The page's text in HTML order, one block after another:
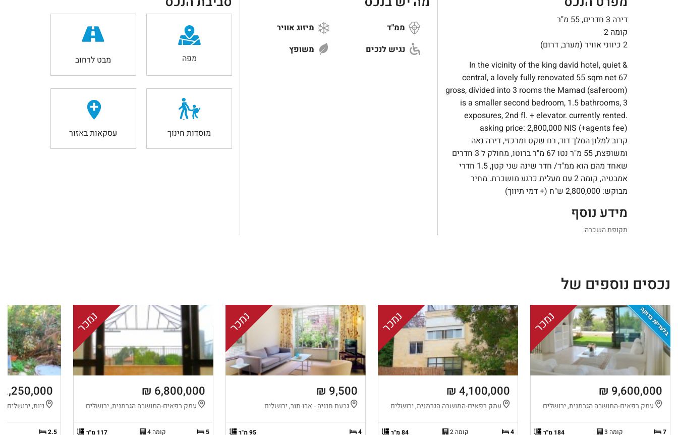
דירה 3 חדרים, 55 מ"ר
קומה 2
2 כיווני אוויר (מערב, דרום)
In the vicinity of the king david hotel, quiet &
central, a lovely fully renovated 55 sqm net 67
gross, divided into 3 rooms the Mamad (saferoom)
is a smaller second bedroom, 1.5 bathrooms, 3
exposures, 2nd fl. + elevator. currently rented.
asking price: 2,800,000 NIS (+agents fee)
קרוב למלון המלך דוד, רח שקט ומרכזי, דירה נאה
ומשופצת, 55 מ"ר נטו 67 מ"ר ברוטו, מחולק ל 3 חדרים
שאחד מהם הוא ממ"ד/ חדר שינה שני קטן, 1.5 חדרי
אמבטיה, קומה 2 עם מעלית כרגע מושכרת. מחיר
מבוקש: 2,800,000 ש"ח (+ דמי תיווך)
מידע נוסף
תקופת השכרה:
ממ"ד
מיזוג אוויר
נגיש לנכים
משופץ
מפה מבט לרחוב
מוסדות חינוך עסקאות באזור
נכסים נוספים של
בלעדיות בדוקה נמכר
9,600,000 ₪
עמק רפאים-המושבה הגרמנית, ירושלים
7 קומה 3 184 מ"ר
נמכר
4,100,000 ₪
עמק רפאים-המושבה הגרמנית, ירושלים
4 קומה 2 84 מ"ר
נמכר
9,500 ₪
גבעת חנניה - אבו תור, ירושלים
4 95 מ"ר
נמכר
6,800,000 ₪
עמק רפאים-המושבה הגרמנית, ירושלים
5 קומה 4 117 מ"ר
2,250,000 ₪
ניות, ירושלים
2.5